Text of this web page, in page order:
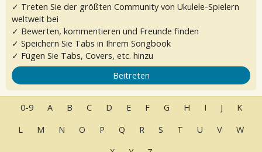
✓ Treten Sie der größten Community von Ukulele-Spielern
weltweit bei
✓ Bewerten, kommentieren und Freunde finden
✓ Speichern Sie Tabs in Ihrem Songbook
✓ Fügen Sie Tabs, Covers, etc. hinzu
Beitreten
0-9 A B C D E F G H I J
K
L
M N O P Q R S T U V
W